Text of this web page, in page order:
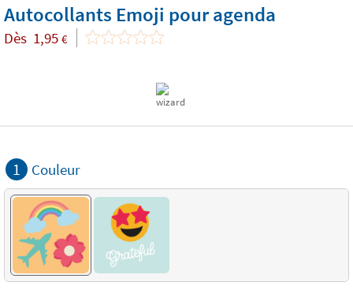
Autocollants Emoji pour agenda
Dès 1,95 €
1 Couleur